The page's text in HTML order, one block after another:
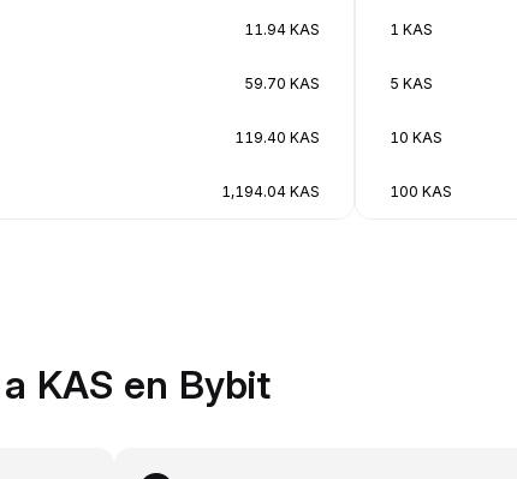
11.94 KAS
59.70 KAS
119.40 KAS
1,194.04 KAS
1 KAS
5 KAS
10 KAS
100 KAS
KAS en Bybit